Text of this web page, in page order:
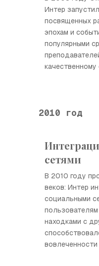
Интер
посвященных
эпохам и
популярными
2010 год
сетями
В 2010 году
веков: Интер
социальными
находками с